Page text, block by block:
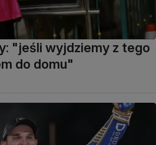
"jeśli wyjdziemy z tego
do domu"